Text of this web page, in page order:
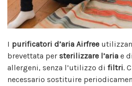
I purificatori d’aria Airfree
brevettata per sterilizzare l’aria e
allergeni, senza l’utilizzo di filtri.
necessario sostituire